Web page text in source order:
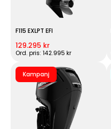
F115 EXLPT EFI
129.295 kr
Ord. pris: 142.995 kr
Kampanj